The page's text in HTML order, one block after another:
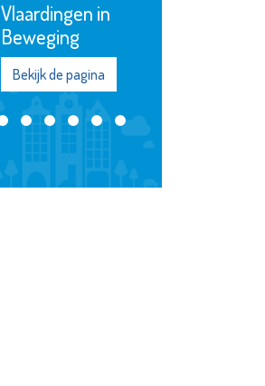
Vlaardingen in
Beweging
Bekijk de pagina